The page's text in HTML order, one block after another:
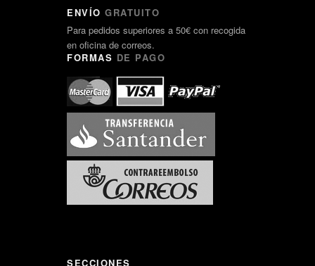
ENVÍO GRATUITO
Para pedidos superiores a 50€ con recogida
en oficina de correos.
FORMAS DE PAGO
SECCIONES